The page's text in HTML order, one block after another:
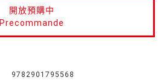
開放預購中
Precommande
9782901795568